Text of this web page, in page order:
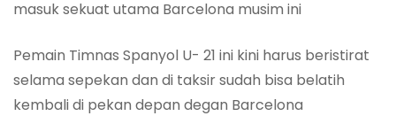
masuk sekuat utama Barcelona musim ini
Pemain Timnas Spanyol U- 21 ini kini harus beristirat
selama sepekan dan di taksir sudah bisa belatih
kembali di pekan depan degan Barcelona